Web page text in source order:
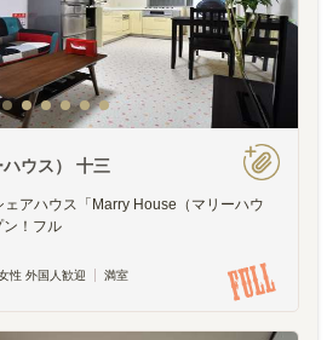
ウス） 十三
アハウス「Marry House（マリーハウ
ン！フル
性 外国人歓迎 満室